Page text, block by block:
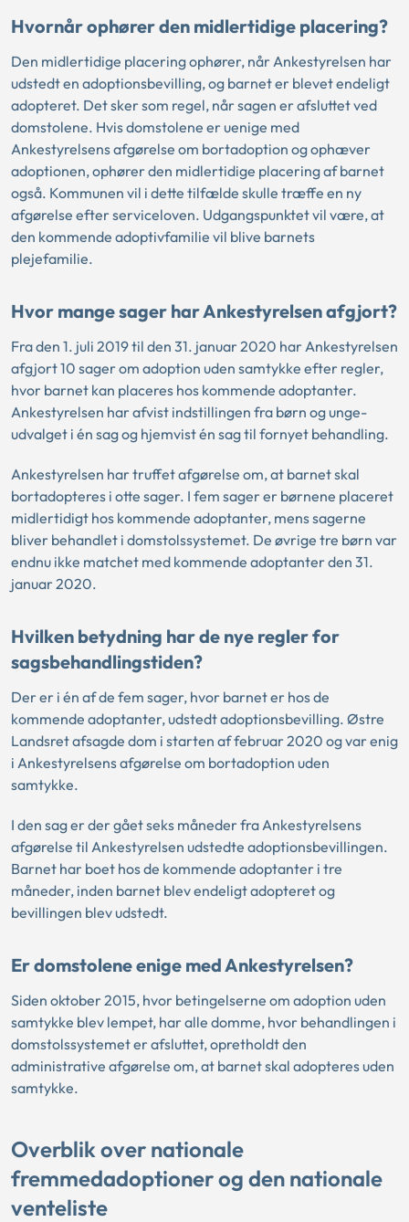
Hvornår ophører den midlertidige placering?
Den midlertidige placering ophører, når Ankestyrelsen har
udstedt en adoptionsbevilling, og barnet er blevet endeligt
adopteret. Det sker som regel, når sagen er afsluttet ved
domstolene. Hvis domstolene er uenige med
Ankestyrelsens afgørelse om bortadoption og ophæver
adoptionen, ophører den midlertidige placering af barnet
også. Kommunen vil i dette tilfælde skulle træffe en ny
afgørelse efter serviceloven. Udgangspunktet vil være, at
den kommende adoptivfamilie vil blive barnets
plejefamilie.
Hvor mange sager har Ankestyrelsen afgjort?
Fra den 1. juli 2019 til den 31. januar 2020 har Ankestyrelsen
afgjort 10 sager om adoption uden samtykke efter regler,
hvor barnet kan placeres hos kommende adoptanter.
Ankestyrelsen har afvist indstillingen fra børn og unge-
udvalget i én sag og hjemvist én sag til fornyet behandling.
Ankestyrelsen har truffet afgørelse om, at barnet skal
bortadopteres i otte sager. I fem sager er børnene placeret
midlertidigt hos kommende adoptanter, mens sagerne
bliver behandlet i domstolssystemet. De øvrige tre børn var
endnu ikke matchet med kommende adoptanter den 31.
januar 2020.
Hvilken betydning har de nye regler for
sagsbehandlingstiden?
Der er i én af de fem sager, hvor barnet er hos de
kommende adoptanter, udstedt adoptionsbevilling. Østre
Landsret afsagde dom i starten af februar 2020 og var enig
i Ankestyrelsens afgørelse om bortadoption uden
samtykke.
I den sag er der gået seks måneder fra Ankestyrelsens
afgørelse til Ankestyrelsen udstedte adoptionsbevillingen.
Barnet har boet hos de kommende adoptanter i tre
måneder, inden barnet blev endeligt adopteret og
bevillingen blev udstedt.
Er domstolene enige med Ankestyrelsen?
Siden oktober 2015, hvor betingelserne om adoption uden
samtykke blev lempet, har alle domme, hvor behandlingen i
domstolssystemet er afsluttet, opretholdt den
administrative afgørelse om, at barnet skal adopteres uden
samtykke.
Overblik over nationale
fremmedadoptioner og den nationale
venteliste